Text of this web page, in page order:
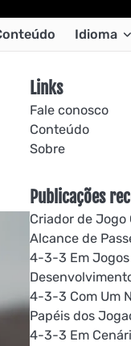
Idioma
Links
Fale conosco
Conteúdo
Sobre
Publicações
Criador de
Alcance de
4-3-3 Em Jogos
4-3-3 Com Um
Papéis dos
4-3-3 Em